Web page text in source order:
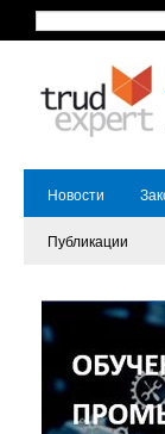
Новости
Публикации